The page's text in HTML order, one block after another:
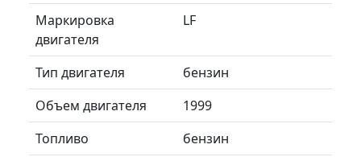
Маркировка
двигателя
LF
Тип двигателя
бензин
Объем двигателя
1999
Топливо
бензин